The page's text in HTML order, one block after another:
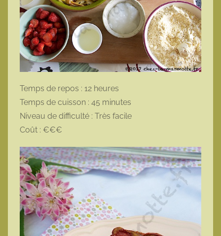
Temps de repos : 12 heures
Temps de cuisson : 45 minutes
Niveau de difficulté : Très facile
Coût : €€€